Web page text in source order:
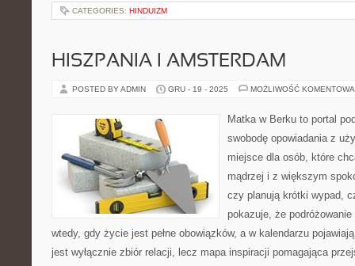
CATEGORIES: HINDUIZM
HISZPANIA I AMSTERDAM
POSTED BY ADMIN GRU - 19 - 2025 MOŻLIWOŚĆ
Matka w Berku to portal
swobodę opowiadania z
miejsce dla osób, które
mądrzej i z większym
czy planują krótki wypad,
pokazuje, że
wtedy, gdy życie jest pełne obowiązków, a w kalendarzu
jest wyłącznie zbiór relacji, lecz mapa inspiracji pomagająca